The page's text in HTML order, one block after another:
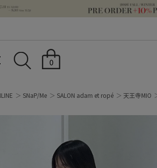
0
SNaP/Me SALON adam et ropé 天王寺MIO